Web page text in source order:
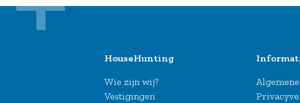
HouseHunting
Wie zijn wij?
Vestigingen